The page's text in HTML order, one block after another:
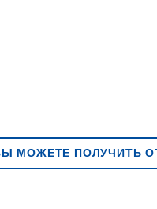
МОЖЕТЕ ПОЛУЧИТЬ